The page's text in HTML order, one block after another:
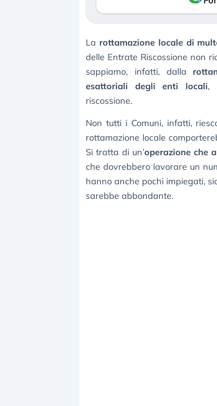
La rottamazione locale di
delle Entrate Riscossione non
sappiamo, infatti, dalla
esattoriali degli enti locali,
riscossione.
Non tutti i Comuni, infatti,
rottamazione locale
Si tratta di un’operazione che
che dovrebbero lavorare un
hanno anche pochi impiegati,
sarebbe abbondante.